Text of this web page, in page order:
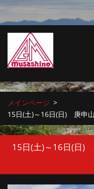
メインページ >
15日(土)～16日(日) 庚申
15日(土)～16日(日)